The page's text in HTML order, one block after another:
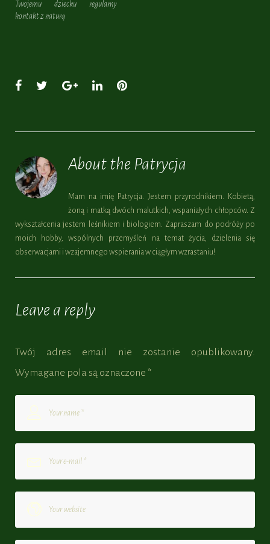
Twojemu dziecku regularny
kontakt z naturą
FacebookTwitterGoogle+LinkedInPinterest
About the Patrycja
Mam na imię Patrycja. Jestem przyrodnikiem. Kobietą,
żoną i matką dwóch malutkich, wspaniałych chłopców. Z
wykształcenia jestem leśnikiem i biologiem. Zapraszam do podróży po
moich hobby, wspólnych przemyśleń na temat życia, dzielenia się
obserwacjami i wzajemnego wspierania w ciągłym wzrastaniu!
Leave a reply
Twój adres email nie zostanie opublikowany.
Wymagane pola są oznaczone *